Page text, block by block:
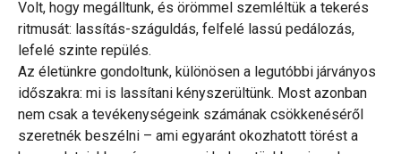
Volt, hogy megálltunk, és örömmel szemléltük a tekerés
ritmusát: lassítás-száguldás, felfelé lassú pedálozás,
lefelé szinte repülés.
Az életünkre gondoltunk, különösen a legutóbbi járványos
időszakra: mi is lassítani kényszerültünk. Most azonban
nem csak a tevékenységeink számának csökkenéséről
szeretnék beszélni – ami egyaránt okozhatott törést a